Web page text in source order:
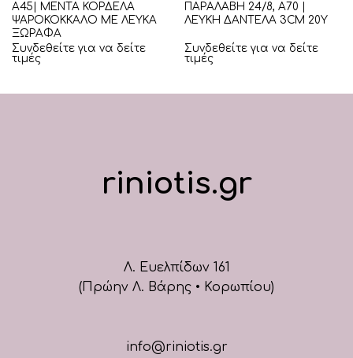
Α45| ΜΕΝΤΑ ΚΟΡΔΕΛΑ
ΨΑΡΟΚΟΚΚΑΛΟ ΜΕ ΛΕΥΚΑ
ΞΩΡΑΦΑ
Συνδεθείτε για να δείτε
τιμές
ΠΑΡΑΛΑΒΗ 24/8, Α70 |
ΛΕΥΚΗ ΔΑΝΤΕΛΑ 3CM 20Υ
Συνδεθείτε για να δείτε
τιμές
riniotis.gr
Λ. Ευελπίδων 161
(Πρώην Λ. Βάρης • Κορωπίου)
info@riniotis.gr